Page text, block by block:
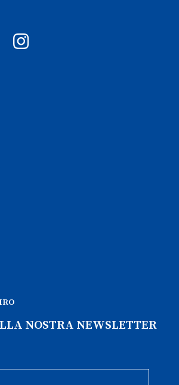
NOSTRA NEWSLETTER